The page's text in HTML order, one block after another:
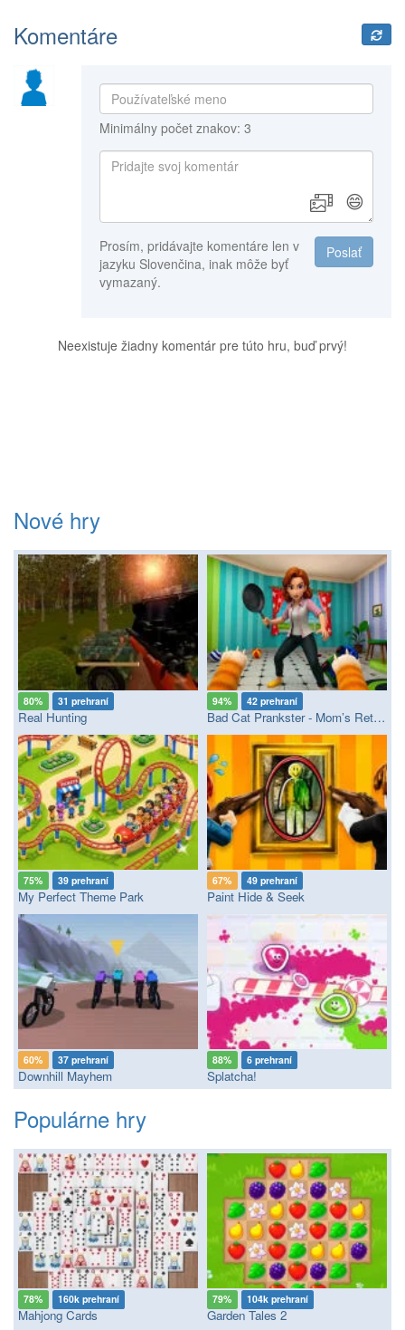
Komentáre
Minimálny počet znakov: 3
😄
Poslať
Prosím, pridávajte komentáre len v
jazyku Slovenčina, inak môže byť
vymazaný.
Neexistuje žiadny komentár pre túto hru, buď prvý!
Nové hry
80% 31 prehraní
Real Hunting
94% 42 prehraní
Bad Cat Prankster - Mom’s Return
75% 39 prehraní
My Perfect Theme Park
67% 49 prehraní
Paint Hide & Seek
60% 37 prehraní
Downhill Mayhem
88% 6 prehraní
Splatcha!
Populárne hry
78% 160k prehraní
Mahjong Cards
79% 104k prehraní
Garden Tales 2